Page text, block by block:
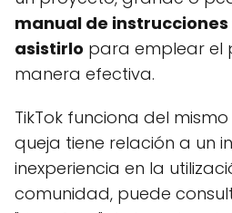
manual de
asistirlo para emplear el
manera efectiva.
TikTok funciona del
queja tiene relación a un
inexperiencia en la
comunidad, puede